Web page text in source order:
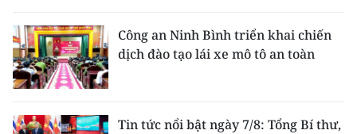
Công an Ninh Bình triển khai chiến
dịch đào tạo lái xe mô tô an toàn
Tin tức nổi bật ngày 7/8: Tổng Bí thư,